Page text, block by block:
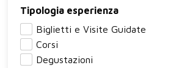
Tipologia esperienza
Biglietti e Visite Guidate
Corsi
Degustazioni